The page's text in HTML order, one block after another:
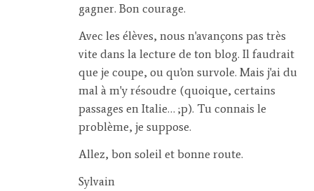
gagner. Bon courage.
Avec les élèves, nous n'avançons pas très
vite dans la lecture de ton blog. Il faudrait
que je coupe, ou qu'on survole. Mais j'ai du
mal à m'y résoudre (quoique, certains
passages en Italie… ;p). Tu connais le
problème, je suppose.
Allez, bon soleil et bonne route.
Sylvain